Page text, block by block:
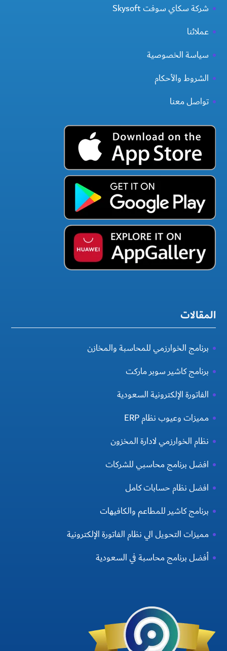
شركة سكاي سوفت Skysoft
عملائنا
سياسة الخصوصية
الشروط والأحكام
تواصل معنا
المقالات
برنامج الخوارزمي للمحاسبة والمخازن
برنامج كاشير سوبر ماركت
الفاتورة الإلكترونية السعودية
مميزات وعيوب نظام ERP
نظام الخوارزمي لادارة المخزون
افضل برنامج محاسبي للشركات
افضل نظام حسابات كامل
برنامج كاشير للمطاعم والكافيهات
مميزات التحويل الي نظام الفاتورة الإلكترونية
أفضل برنامج محاسبة في السعودية